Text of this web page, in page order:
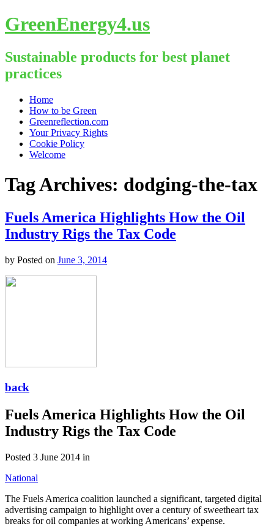
GreenEnergy4.us
Sustainable products for best planet
practices
Skip
content
Home
How to be Green
Greenreflection.com
Your Privacy Rights
Cookie Policy
Welcome
Tag Archives: dodging-the-tax
Fuels America Highlights How the Oil
Industry Rigs the Tax Code
by Posted on June 3, 2014
back
Fuels America Highlights How the Oil
Industry Rigs the Tax Code
Posted 3 June 2014 in
National
The Fuels America coalition launched a significant, targeted digital
advertising campaign to highlight over a century of sweetheart tax
breaks for oil companies at working Americans’ expense.